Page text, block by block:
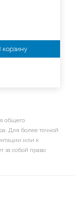
корзину
общего
Для более точной
или к
за собой право